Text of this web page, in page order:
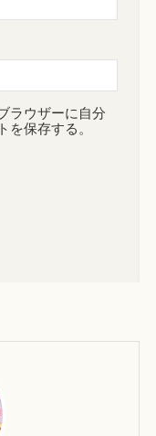
ラウザーに自分
を保存する。